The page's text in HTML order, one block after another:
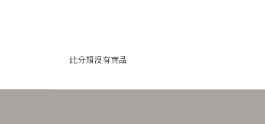
此分類沒有商品